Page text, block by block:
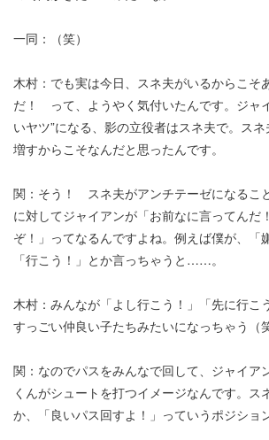
一同：（笑）
木村：でも実は今日、スネ夫がいるからこそ
だ！ って、ようやく気付いたんです。ジャ
いヤツ”になる、影の立役者はスネ夫で。ス
増すからこそなんだと思ったんです。
関：そう！ スネ夫がアンチテーゼになるこ
に対してジャイアンが「お前なに言ってん
ぞ！」ってなるんですよね。例えば僕が、「
「行こう！」とか言っちゃうと……。
木村：みんなが「よし行こう！」「先に行こ
すっごい仲良い子たちみたいになっちゃう（笑
関：なのでパスをみんなで回して、ジャイア
くんがシュートを打つイメージなんです。ス
か、「良いパス回すよ！」っていうポジショ